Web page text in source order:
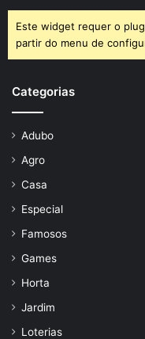
Este widget requer o
partir do menu de
Categorias
Adubo
Agro
Casa
Especial
Famosos
Games
Horta
Jardim
Loterias